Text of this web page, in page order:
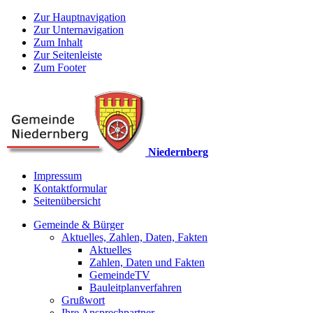
Zur Hauptnavigation
Zur Unternavigation
Zum Inhalt
Zur Seitenleiste
Zum Footer
Niedernberg
Impressum
Kontaktformular
Seitenübersicht
Gemeinde & Bürger
Aktuelles, Zahlen, Daten, Fakten
Aktuelles
Zahlen, Daten und Fakten
GemeindeTV
Bauleitplanverfahren
Grußwort